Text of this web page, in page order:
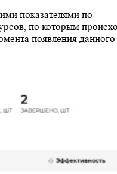
показателями по
по которым
появления данного